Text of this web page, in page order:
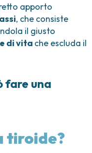
apporto
, che consiste
il giusto
di vita che escluda il
fare una
tiroide?